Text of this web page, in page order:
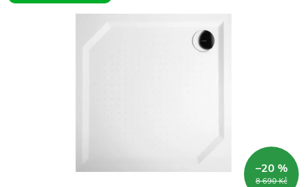
8 690 Kč
–20 %